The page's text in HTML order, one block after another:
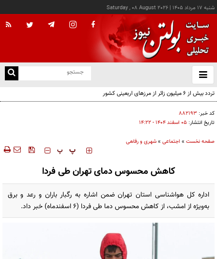
شنبه ۱۷ مرداد ۱۴۰۵ |
Saturday , 08 August 2026
باز
و
تردد بیش از ۶ میلیون زائر از مرزهای اربعینی کشور
کد خبر: ۸۸۲۱۹۳
تاریخ انتشار: ۰۵ اسفند ۱۴۰۴ - ۱۴:۲۲
صفحه نخست » اجتماعی »شهری و رفاهی
‍‍‍ پ پ
کاهش محسوس دمای تهران طی فردا
اداره کل هواشناسی استان تهران ضمن اشاره به رگبار باران و رعد و برق
به‌ویژه از امشب، از کاهش محسوس دما طی فردا (۶ اسفندماه) خبر داد.